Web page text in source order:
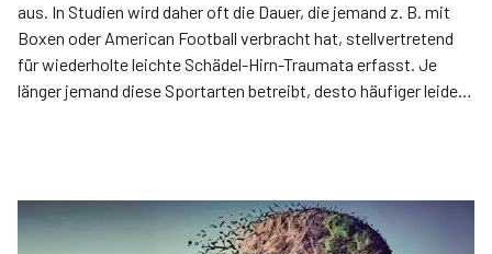
aus. In Studien wird daher oft die Dauer, die jemand z. B. mit
Boxen oder American Football verbracht hat, stellvertretend
für wiederholte leichte Schädel-Hirn-Traumata erfasst. Je
länger jemand diese Sportarten betreibt, desto häufiger leidet